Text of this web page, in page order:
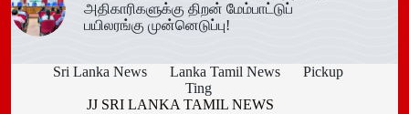
அதிகாரிகளுக்கு திறன் மேம்பாட்டுப்
பயிலரங்கு முன்னெடுப்பு!
Sri Lanka News Lanka Tamil News
Pickup
Ting
JJ SRI LANKA TAMIL NEWS